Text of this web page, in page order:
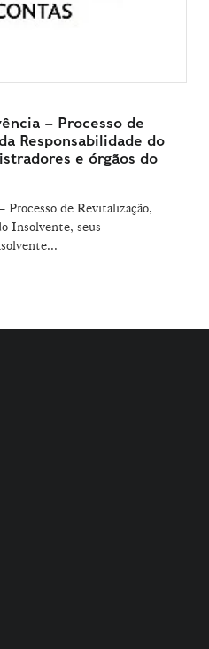
– Processo de
Responsabilidade do
e órgãos do
de Revitalização,
Insolvente, seus